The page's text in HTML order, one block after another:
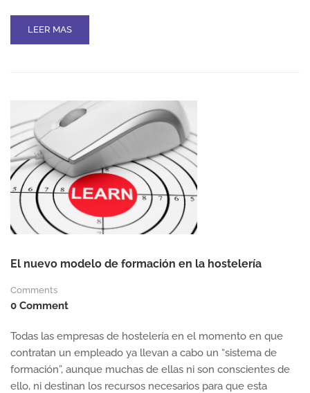
READ
MORE
GESTIÓN
DEL
DIRECTOR
DE
RESTAURANTE
LEER MAS
El nuevo modelo de formación en la hostelería
Comments
0 Comment
Todas las empresas de hostelería en el momento en que
contratan un empleado ya llevan a cabo un “sistema de
formación”, aunque muchas de ellas ni son conscientes de
ello, ni destinan los recursos necesarios para que esta